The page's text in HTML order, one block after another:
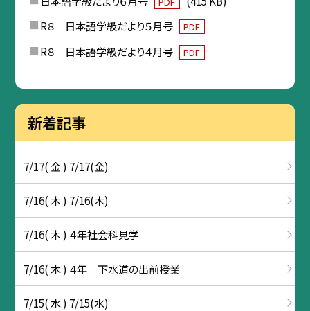
R８ 日本語学級だより５月号
PDF
R８ 日本語学級だより４月号 PDF
新着記事
7/17( 金 ) 7/17(金)
7/16( 木 ) 7/16(木)
7/16( 木 ) ４年社会科見学
7/16( 木 ) ４年 下水道の出前授業
7/15( 水 ) 7/15(水)